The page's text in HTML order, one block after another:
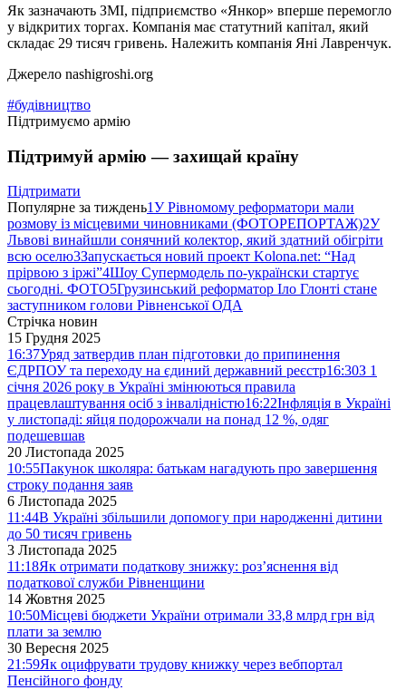
Як зазначають ЗМІ, підприємство «Янкор» вперше перемогло
у відкритих торгах. Компанія має статутний капітал, який
складає 29 тисяч гривень. Належить компанія Яні Лавренчук.
Джерело nashigroshi.org
#будівництво
Підтримуємо армію
Підтримуй армію — захищай країну
Підтримати
Популярне за тиждень1У Рівномому реформатори мали
розмову із місцевими чиновниками (ФОТОРЕПОРТАЖ)2У
Львові винайшли сонячний колектор, який здатний обігріти
всю оселю3Запускається новий проект Kolona.net: “Над
прірвою з іржі”4Шоу Супермодель по-українски стартує
сьогодні. ФОТО5Грузинський реформатор Іло Глонті стане
заступником голови Рівненської ОДА
Стрічка новин
15 Грудня 2025
16:37Уряд затвердив план підготовки до припинення
ЄДРПОУ та переходу на єдиний державний реєстр16:30З 1
січня 2026 року в Україні змінюються правила
працевлаштування осіб з інвалідністю16:22Інфляція в Україні
у листопаді: яйця подорожчали на понад 12 %, одяг
подешевшав
20 Листопада 2025
10:55Пакунок школяра: батькам нагадують про завершення
строку подання заяв
6 Листопада 2025
11:44В Україні збільшили допомогу при народженні дитини
до 50 тисяч гривень
3 Листопада 2025
11:18Як отримати податкову знижку: роз’яснення від
податкової служби Рівненщини
14 Жовтня 2025
10:50Місцеві бюджети України отримали 33,8 млрд грн від
плати за землю
30 Вересня 2025
21:59Як оцифрувати трудову книжку через вебпортал
Пенсійного фонду